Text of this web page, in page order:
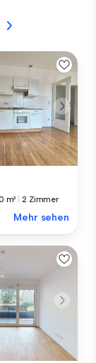
m² |2 Zimmer
Mehr sehen